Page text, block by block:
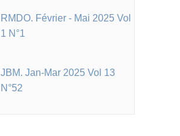
RMDO. Février - Mai 2025 Vol
1 N°1
JBM. Jan-Mar 2025 Vol 13
N°52